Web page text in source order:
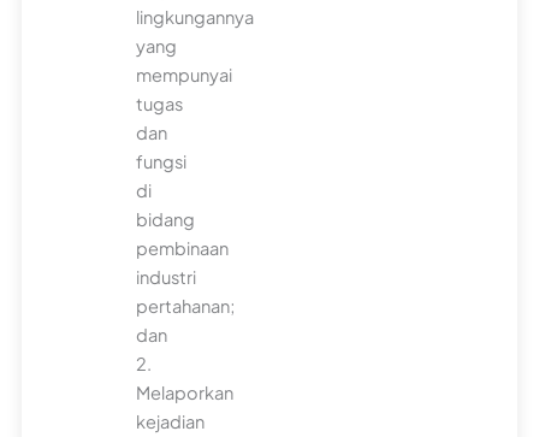
lingkungannya
yang
mempunyai
tugas
dan
fungsi
di
bidang
pembinaan
industri
pertahanan;
dan
2.
Melaporkan
kejadian